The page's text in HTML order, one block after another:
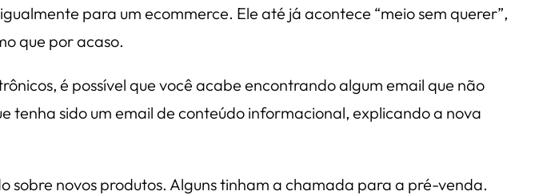
para um ecommerce. Ele até já acontece “meio sem querer”,
que por acaso.
é possível que você acabe encontrando algum email que não
sido um email de conteúdo informacional, explicando a nova
sobre novos produtos. Alguns tinham a chamada para a pré-venda.